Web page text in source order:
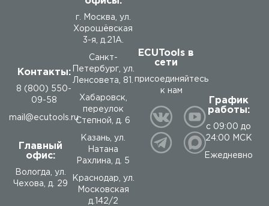
Контакты:
8 (800) 550-
09-58
mail@ecutools.ru
Главный
офис:
Вологда, ул.
Чехова, д. 29
г. Москва, ул.
Хорошёвская
3-я, д.21А.
Санкт-
Петербург, ул.
Ленсовета, 81.
Хабаровск,
переулок
Степной, д. 6
Казань, ул.
Натана
Рахлина, д. 5
Краснодар, ул.
Московская
д.142/2
ECUTools в
сети
присоединяйтесь
к нам
График
работы:
с 09:00 до
24:00 МСК
Ежедневно